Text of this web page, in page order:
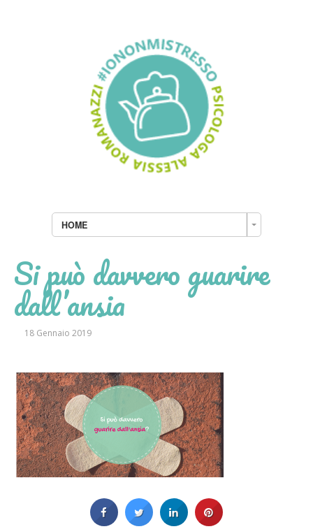
HOME
Si può davvero guarire
dall’ansia
18 Gennaio 2019